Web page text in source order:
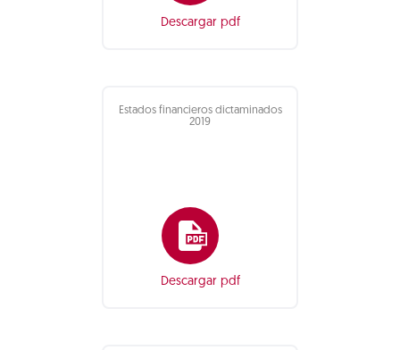
Descargar pdf
Estados financieros dictaminados
2019
Descargar pdf